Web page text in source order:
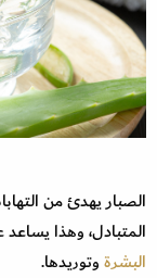
الصبار يهدئ من
المتبادل، وهذا
البشرةوتوريدها.